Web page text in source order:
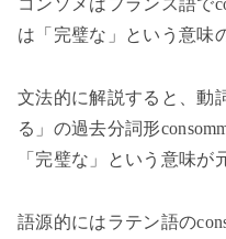
コンソメはフランス語で
は「完璧な」という意味
文法的に解説すると、動
る」の過去分詞形
「完璧な」という意味が
語源的にはラテン語の